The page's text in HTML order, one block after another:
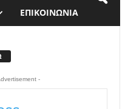
ΕΠΙΚΟΙΝΩΝΙΑ
-